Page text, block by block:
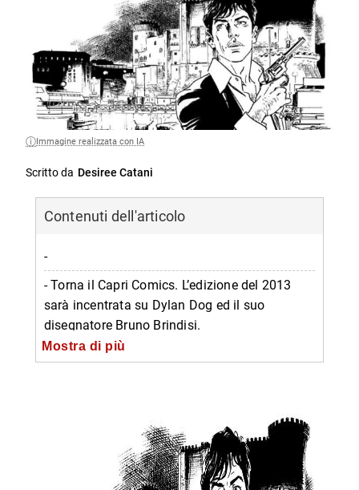
Immagine realizzata con IA
Scritto da Desiree Catani
Contenuti dell'articolo
-
- Torna il Capri Comics. L’edizione del 2013
sarà incentrata su Dylan Dog ed il suo
disegnatore Bruno Brindisi.
-- Programma Capri Comics 2013
Mostra di più